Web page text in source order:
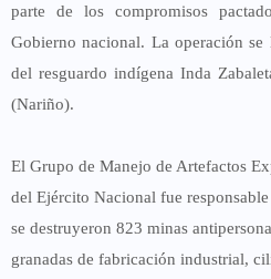
parte de los compromisos
Gobierno nacional. La operación
del resguardo indígena Inda
(Nariño).
El Grupo de Manejo de Artefactos
del Ejército Nacional fue
se destruyeron 823 minas
granadas de fabricación industrial,